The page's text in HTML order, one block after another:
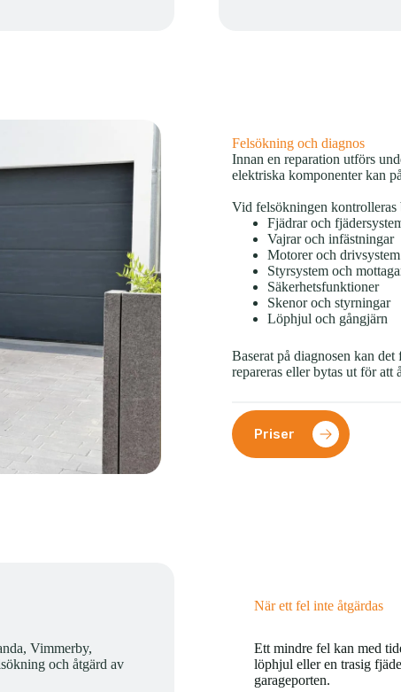
Felsökning och diagnos
Innan en reparation utförs
elektriska komponenter kan
Vid felsökningen kontrolleras
Fjädrar och
Vajrar och infästningar
Motorer och drivsystem
Styrsystem och
Säkerhetsfunktioner
Skenor och styrningar
Löphjul och gångjärn
Baserat på diagnosen kan
repareras eller bytas ut för att
Priser
Vimmerby,
och åtgärd av
När ett fel inte åtgärdas
Ett mindre fel kan med
löphjul eller en trasig
garageporten.